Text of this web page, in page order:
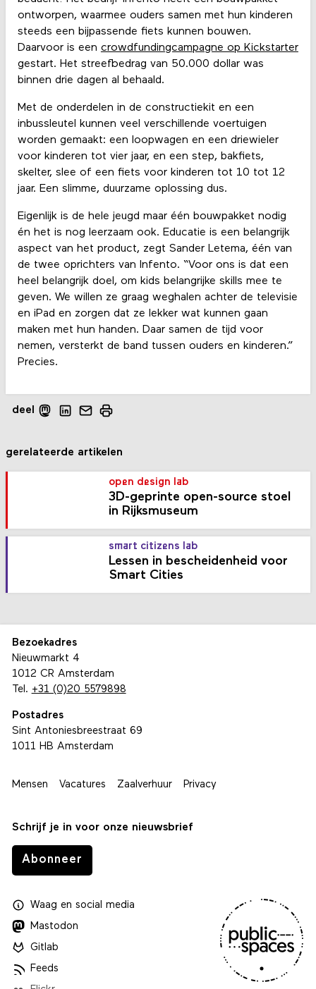
ontworpen, waarmee ouders samen met hun kinderen
steeds een bijpassende fiets kunnen bouwen.
Daarvoor is een crowdfundingcampagne op Kickstarter
gestart. Het streefbedrag van 50.000 dollar was
binnen drie dagen al behaald.
Met de onderdelen in de constructiekit en een
inbussleutel kunnen veel verschillende voertuigen
worden gemaakt: een loopwagen en een driewieler
voor kinderen tot vier jaar, en een step, bakfiets,
skelter, slee of een fiets voor kinderen tot 10 tot 12
jaar. Een slimme, duurzame oplossing dus.
Eigenlijk is de hele jeugd maar één bouwpakket nodig
én het is nog leerzaam ook. Educatie is een belangrijk
aspect van het product, zegt Sander Letema, één van
de twee oprichters van Infento. “Voor ons is dat een
heel belangrijk doel, om kids belangrijke skills mee te
geven. We willen ze graag weghalen achter de televisie
en iPad en zorgen dat ze lekker wat kunnen gaan
maken met hun handen. Daar samen de tijd voor
nemen, versterkt de band tussen ouders en kinderen.”
Precies.
deel
gerelateerde artikelen
open design lab
3D-geprinte open-source stoel
in Rijksmuseum
smart citizens lab
Lessen in bescheidenheid voor
Smart Cities
Bezoekadres
Nieuwmarkt 4
1012 CR Amsterdam
Tel. +31 (0)20 5579898
Postadres
Sint Antoniesbreestraat 69
1011 HB Amsterdam
Mensen Vacatures Zaalverhuur Privacy
Schrijf je in voor onze nieuwsbrief
Abonneer
Waagen social media
Mastodon
Gitlab
Feeds